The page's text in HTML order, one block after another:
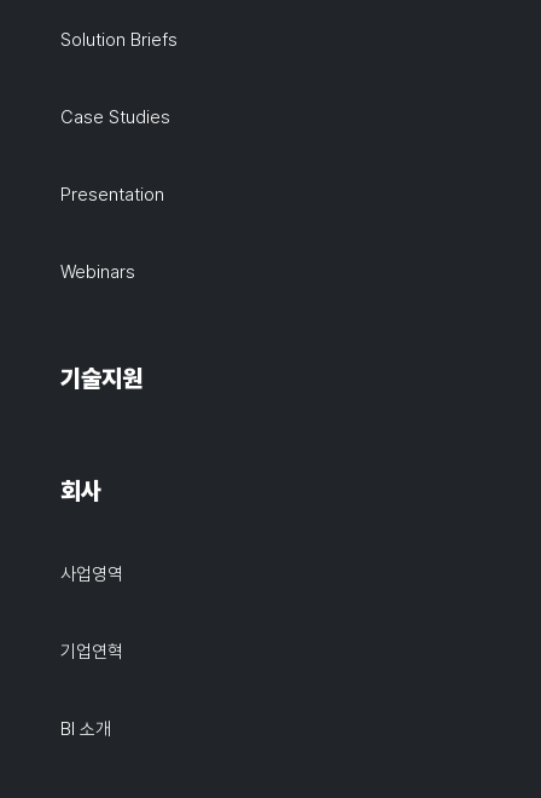
Solution Briefs
Case Studies
Presentation
Webinars
기술지원
회사
사업영역
기업연혁
BI 소개